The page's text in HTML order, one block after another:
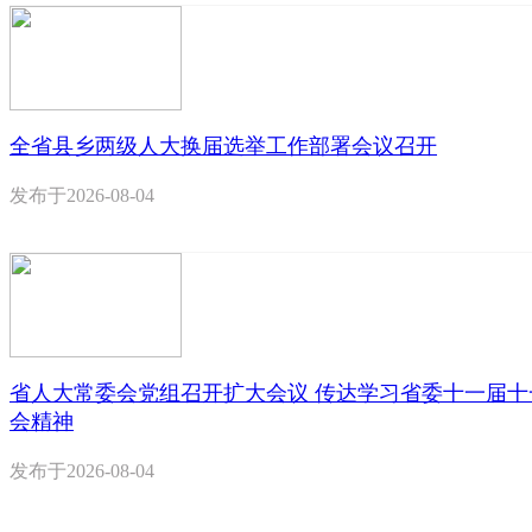
全省县乡两级人大换届选举工作部署会议召开
发布于2026-08-04
省人大常委会党组召开扩大会议 传达学习省委十一届
会精神
发布于2026-08-04